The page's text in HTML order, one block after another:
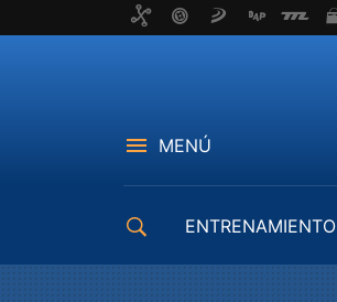
MENÚ
ENTRENAMIENTO